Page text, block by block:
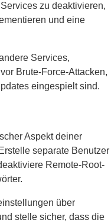
zu deaktivieren,
und eine
Services,
Brute-Force-Attacken,
eingespielt sind.
Aspekt deiner
separate Benutzer
Remote-Root-
über
stelle sicher, dass die